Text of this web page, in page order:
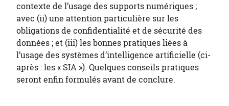
contexte de l’usage des supports numériques ;
avec (ii) une attention particulière sur les
obligations de confidentialité et de sécurité des
données ; et (iii) les bonnes pratiques liées à
l’usage des systèmes d’intelligence artificielle (ci-
après : les « SIA »). Quelques conseils pratiques
seront enfin formulés avant de conclure.